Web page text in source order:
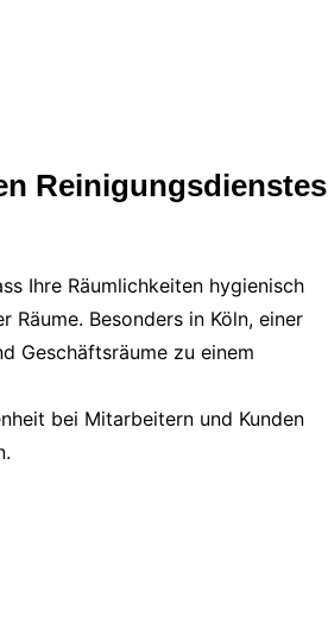
Reinigungsdienstes
Ihre Räumlichkeiten hygienisch
Besonders in Köln, einer
Geschäftsräume zu einem
bei Mitarbeitern und Kunden